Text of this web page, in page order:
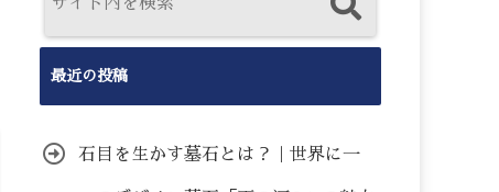
最近の投稿
石目を生かす墓石とは？｜世界に一